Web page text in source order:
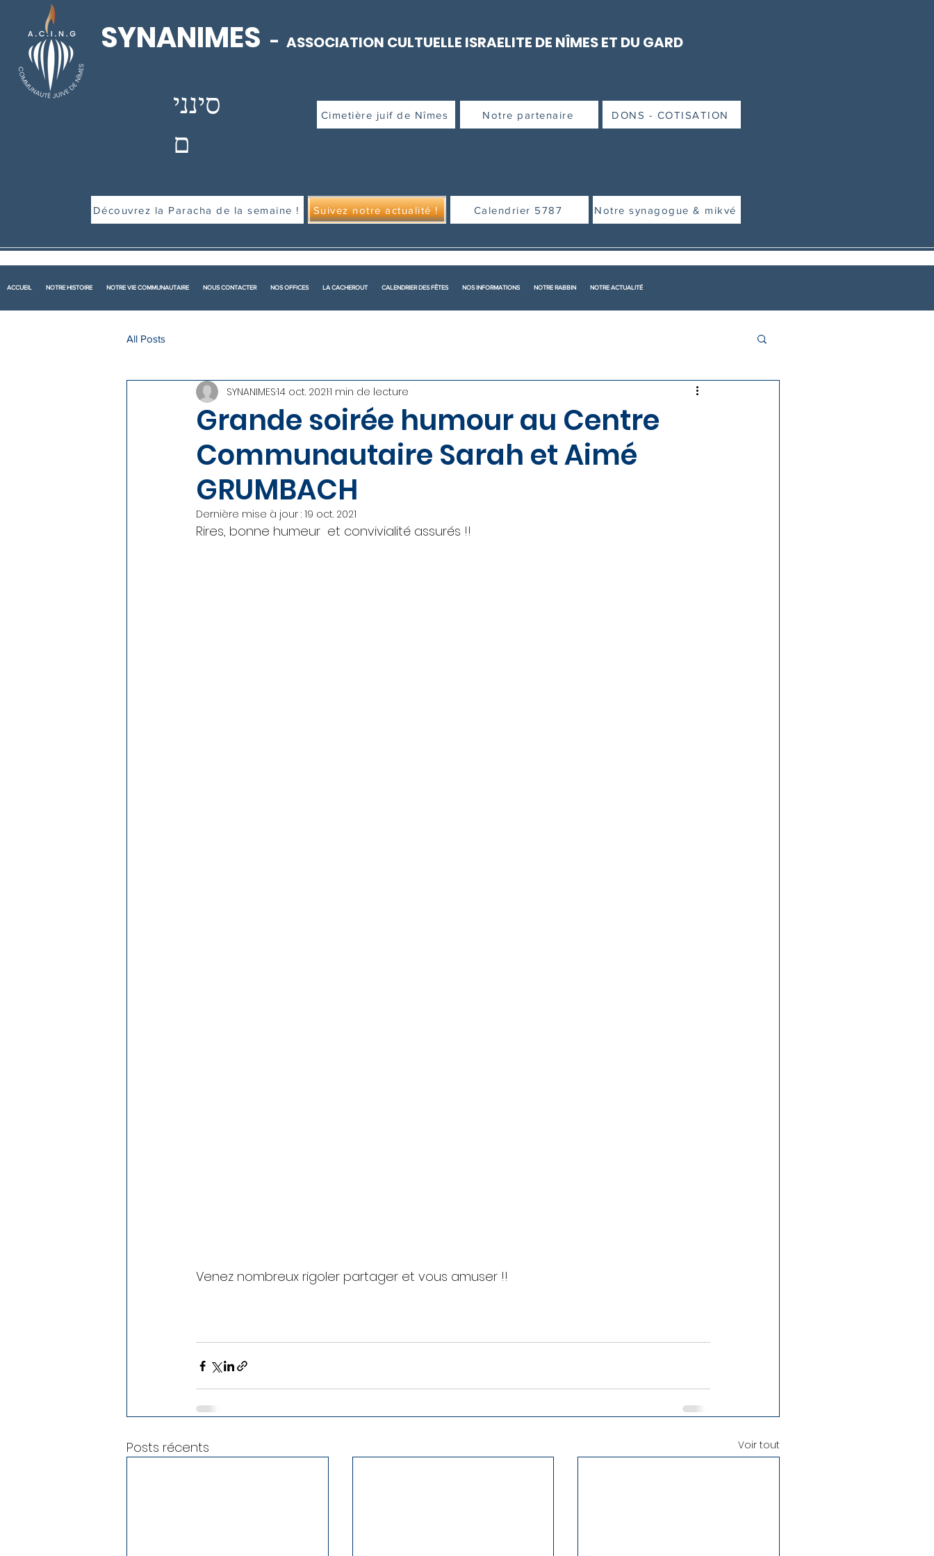
SYNANIMES - ASSOCIATION CULTUELLE ISRAELITE DE NÎMES ET DU GARD
סינני
ם
DONS - COTISATION
Notre partenaire
Cimetière juif de Nîmes
Découvrez la Paracha de la semaine ! Suivez notre actualité ! Calendrier 5787 Notre synagogue & mikvé
ACCUEIL NOTRE HISTOIRE NOTRE VIE COMMUNAUTAIRE NOUS CONTACTER NOS OFFICES LA CACHEROUT CALENDRIER DES FÊTES NOS INFORMATIONS NOTRE RABBIN NOTRE ACTUALITÉ
All Posts
Grande soirée humour au Centre
Communautaire Sarah et Aimé
GRUMBACH
SYNANIMES14 oct. 20211 min de lecture
Dernière mise à jour : 19 oct. 2021
Rires, bonne humeur  et convivialité assurés !!
Venez nombreux rigoler partager et vous amuser !!
Posts récents Voir tout